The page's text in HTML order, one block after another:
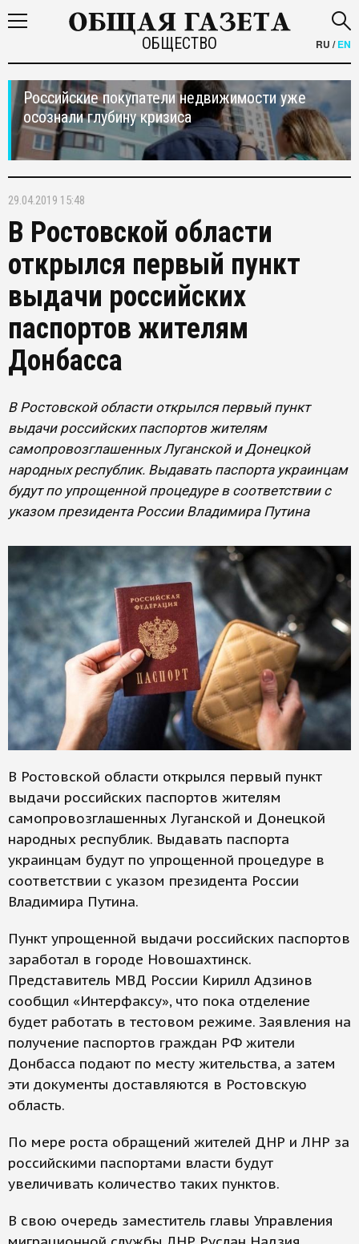
ОБЩЕСТВО RU /EN
Российские покупатели недвижимости уже
осознали глубину кризиса
29.04.2019 15:48
В Ростовской области
открылся первый пункт
выдачи российских
паспортов жителям
Донбасса
В Ростовской области открылся первый пункт
выдачи российских паспортов жителям
самопровозглашенных Луганской и Донецкой
народных республик. Выдавать паспорта украинцам
будут по упрощенной процедуре в соответствии с
указом президента России Владимира Путина
В Ростовской области открылся первый пункт
выдачи российских паспортов жителям
самопровозглашенных Луганской и Донецкой
народных республик. Выдавать паспорта
украинцам будут по упрощенной процедуре в
соответствии с указом президента России
Владимира Путина.
Пункт упрощенной выдачи российских паспортов
заработал в городе Новошахтинск.
Представитель МВД России Кирилл Адзинов
сообщил «Интерфаксу», что пока отделение
будет работать в тестовом режиме. Заявления на
получение паспортов граждан РФ жители
Донбасса подают по месту жительства, а затем
эти документы доставляются в Ростовскую
область.
По мере роста обращений жителей ДНР и ЛНР за
российскими паспортами власти будут
увеличивать количество таких пунктов.
В свою очередь заместитель главы Управления